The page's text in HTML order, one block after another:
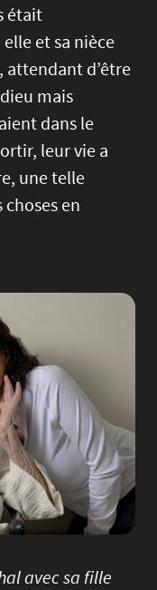
était
et sa nièce
attendant d’être
mais
dans le
leur vie a
une telle
en
avec sa fille